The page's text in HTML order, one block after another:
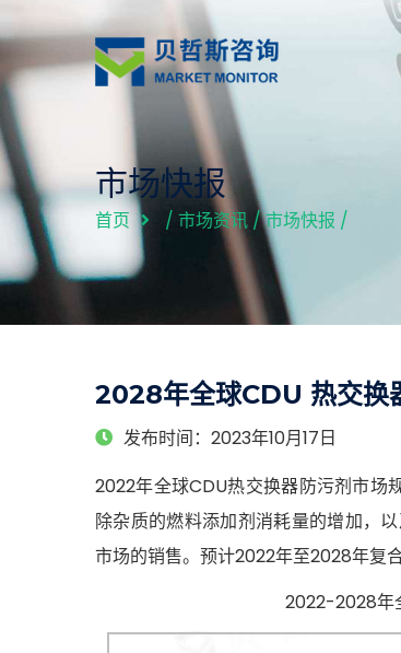
市场快报
首页 / 市场资讯 /市场快报 /
2028年全球CDU 热交换
发布时间：2023年10月17日
2022年全球CDU热交换器防污剂市场
除杂质的燃料添加剂消耗量的增加，
市场的销售。预计2022年至2028年复
2022-2028年